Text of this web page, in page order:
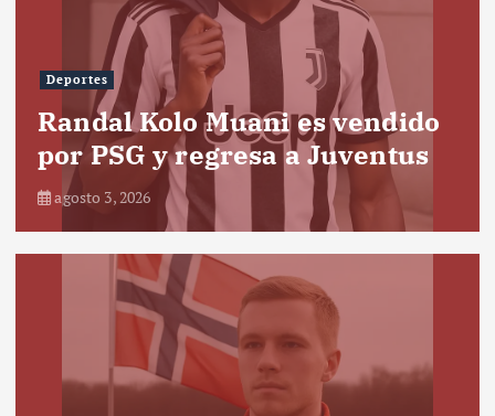
Deportes
Randal Kolo Muani es vendido
por PSG y regresa a Juventus
agosto 3, 2026